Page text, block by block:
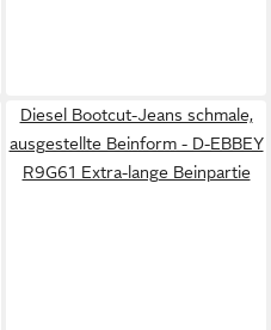
Diesel Bootcut-Jeans schmale,
ausgestellte Beinform - D-EBBEY
R9G61 Extra-lange Beinpartie